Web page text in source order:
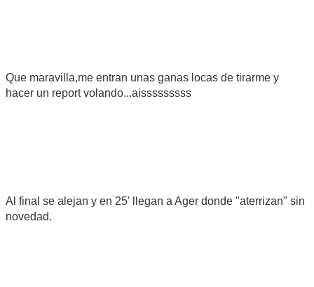
Que maravilla,me entran unas ganas locas de tirarme y
hacer un report volando...aisssssssss
Al final se alejan y en 25' llegan a Ager donde "aterrizan" sin
novedad.